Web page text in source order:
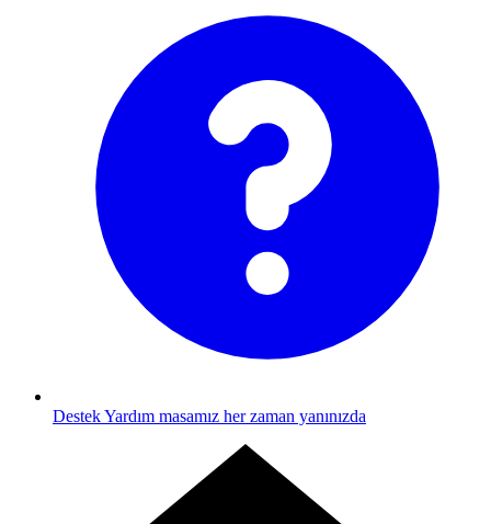
DestekYardım masamız her zaman yanınızda